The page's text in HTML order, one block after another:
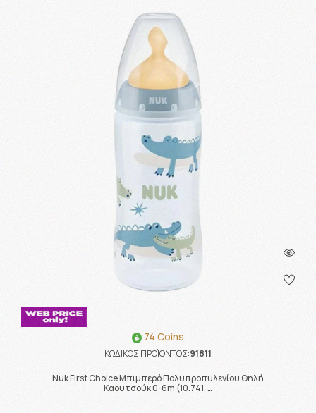
74 Coins
ΚΩΔΙΚΟΣ ΠΡΟΪΟΝΤΟΣ:91811
Nuk First Choice Μπιμπερό Πολυπροπυλενίου Θηλή
Καουτσούκ 0-6m (10.741. …